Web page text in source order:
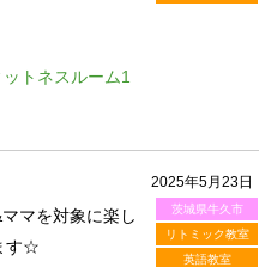
トネスルーム1
2025年5月23日
茨城県牛久市
リトミック教室
英語教室
マを対象に楽し
す☆